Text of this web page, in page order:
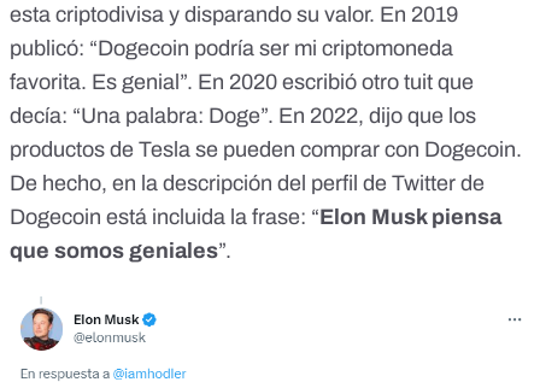
esta criptodivisa y disparando su valor. En 2019
publicó: “Dogecoin podría ser mi criptomoneda
favorita. Es genial”. En 2020 escribió otro tuit que
decía: “Una palabra: Doge”. En 2022, dijo que los
productos de Tesla se pueden comprar con Dogecoin.
De hecho, en la descripción del perfil de Twitter de
Dogecoin está incluida la frase: “Elon Musk piensa
que somos geniales”.